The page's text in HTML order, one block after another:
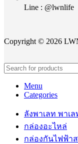
Line : @lwnlife
Copyright © 2026
Menu
Categories
ลังพาเลท พาเ
กล่องอะไหล่
กล่องกันไฟฟ้าส